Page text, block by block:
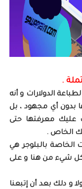
.
الدولارات و أنه
بدون أي مجهود ، بل
عليك معرفتها حتى
الخاص .
الخاصة بالبلوجر هي
شيء من هنا و على
و دلك بعد أن إتبعنا